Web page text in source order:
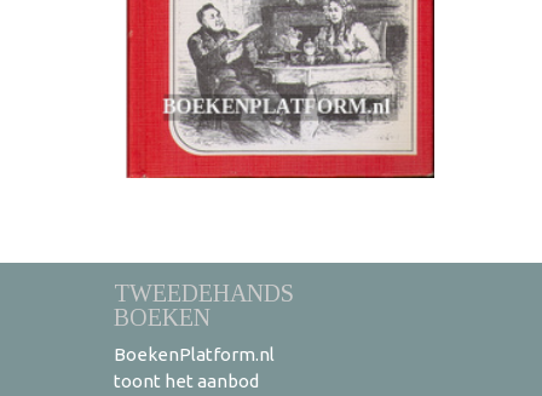
TWEEDEHANDS
BOEKEN
BoekenPlatform.nl
toont het aanbod